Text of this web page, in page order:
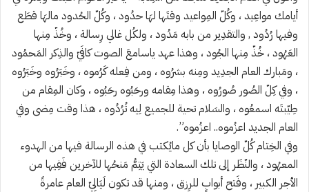
أيامك مواعِيد ، وكُلّ المِواعيد وقتَها لهَا حدُود ، وكُلّ الحُدود مالهَا قطَع
وفيها رُدُود , والتقدِير من بابه مَدُود ، ولكُل غالي رِسالة ، وخُذّ مِنها
العَهُود ، خُذّ مِنها الجُود ، وهذا عهد ياسامعَ الصوت كافَيّ والذِكر المَحمُود
، ومَبارك العام الجدِيد ومِنه بشرُوه ، ومن فِعله كَرُموه ، وخَبَرُوه وخَبَرُوه
، وفي كِلّ الصُور صُورُوه ، وهذا مِقامه ورحَبُوه رحَبُوه ، وكان المِقام من
طِيّبتَه اسمعُوه ، والسَلام تحية للجميع لِيه تُرُدُوه ، هذا وقت مِضى وفي
العام الجديد اعزُموه.. اعزُموه”.
وفي الخِتام كُلّ الوصايا بأن كل مايُكتب في هذه الرسالة فيها من الهدوء
المعهُود ، والنّظَر إلى تلك السعادة التي يَتِمُّ مَنحُها للآخرين فَفِيها من
الأجر الكبير ، وفَتح أبوابٍ للرِزق ، ومنها قد تكون لَيَالِيّ العام عامرةً